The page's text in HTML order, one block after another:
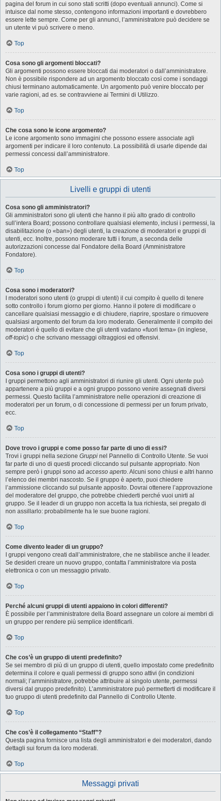
pagina del forum in cui sono stati scritti (dopo eventuali annunci). Come si
intuisce dal nome stesso, contengono informazioni importanti e dovrebbero
essere lette sempre. Come per gli annunci, l’amministratore può decidere se
un utente vi può scrivere o meno.
Top
Cosa sono gli argomenti bloccati?
Gli argomenti possono essere bloccati dai moderatori o dall’amministratore.
Non è possibile rispondere ad un argomento bloccato così come i sondaggi
chiusi terminano automaticamente. Un argomento può venire bloccato per
varie ragioni, ad es. se contravviene ai Termini di Utilizzo.
Top
Che cosa sono le icone argomento?
Le icone argomento sono immagini che possono essere associate agli
argomenti per indicare il loro contenuto. La possibilità di usarle dipende dai
permessi concessi dall’amministratore.
Top
Livelli e gruppi di utenti
Cosa sono gli amministratori?
Gli amministratori sono gli utenti che hanno il più alto grado di controllo
sull’intera Board; possono controllare qualsiasi elemento, inclusi i permessi, la
disabilitazione (o «ban») degli utenti, la creazione di moderatori e gruppi di
utenti, ecc. Inoltre, possono moderare tutti i forum, a seconda delle
autorizzazioni concesse dal Fondatore della Board (Amministratore
Fondatore).
Top
Cosa sono i moderatori?
I moderatori sono utenti (o gruppi di utenti) il cui compito è quello di tenere
sotto controllo i forum giorno per giorno. Hanno il potere di modificare o
cancellare qualsiasi messaggio e di chiudere, riaprire, spostare o rimuovere
qualsiasi argomento del forum da loro moderato. Generalmente il compito dei
moderatori è quello di evitare che gli utenti vadano «fuori tema» (in inglese,
off-topic) o che scrivano messaggi oltraggiosi ed offensivi.
Top
Cosa sono i gruppi di utenti?
I gruppi permettono agli amministratori di riunire gli utenti. Ogni utente può
appartenere a più gruppi e a ogni gruppo possono venire assegnati diversi
permessi. Questo facilita l’amministratore nelle operazioni di creazione di
moderatori per un forum, o di concessione di permessi per un forum privato,
ecc.
Top
Dove trovo i gruppi e come posso far parte di uno di essi?
Trovi i gruppi nella sezione Gruppi nel Pannello di Controllo Utente. Se vuoi
far parte di uno di questi procedi cliccando sul pulsante appropriato. Non
sempre però i gruppi sono ad accesso aperto. Alcuni sono chiusi e altri hanno
l’elenco dei membri nascosto. Se il gruppo è aperto, puoi chiedere
l’ammissione cliccando sul pulsante apposito. Dovrai ottenere l’approvazione
del moderatore del gruppo, che potrebbe chiederti perché vuoi unirti al
gruppo. Se il leader di un gruppo non accetta la tua richiesta, sei pregato di
non assillarlo: probabilmente ha le sue buone ragioni.
Top
Come divento leader di un gruppo?
I gruppi vengono creati dall’amministratore, che ne stabilisce anche il leader.
Se desideri creare un nuovo gruppo, contatta l’amministratore via posta
elettronica o con un messaggio privato.
Top
Perché alcuni gruppi di utenti appaiono in colori differenti?
È possibile per l’amministratore della Board assegnare un colore ai membri di
un gruppo per rendere più semplice identificarli.
Top
Che cos’è un gruppo di utenti predefinito?
Se sei membro di più di un gruppo di utenti, quello impostato come predefinito
determina il colore e quali permessi di gruppo sono attivi (in condizioni
normali; l’amministratore, potrebbe attribuire al singolo utente, permessi
diversi dal gruppo predefinito). L’amministratore può permetterti di modificare il
tuo gruppo di utenti predefinito dal Pannello di Controllo Utente.
Top
Che cos’è il collegamento “Staff”?
Questa pagina fornisce una lista degli amministratori e dei moderatori, dando
dettagli sui forum da loro moderati.
Top
Messaggi privati